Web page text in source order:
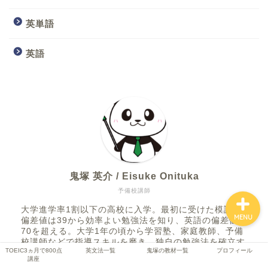
英単語
英語
予備校講師
鬼塚 英介 / Eisuke Onituka
大学進学率1割以下の高校に入学。最初に受けた模試の
偏差値は39から効率よい勉強法を知り、英語の偏差値は
70を超える。大学1年の頃から学習塾、家庭教師、予備
校講師などで指導スキルを磨き、独自の勉強法を確立す
る。「丸暗記英語からの脱却」をコンセプトに発信して
います。
TOEIC3ヵ月で800点
講座
英文法一覧 鬼塚の教材一覧 プロフィール
MENU
鬼塚の教材一覧
プロフィール